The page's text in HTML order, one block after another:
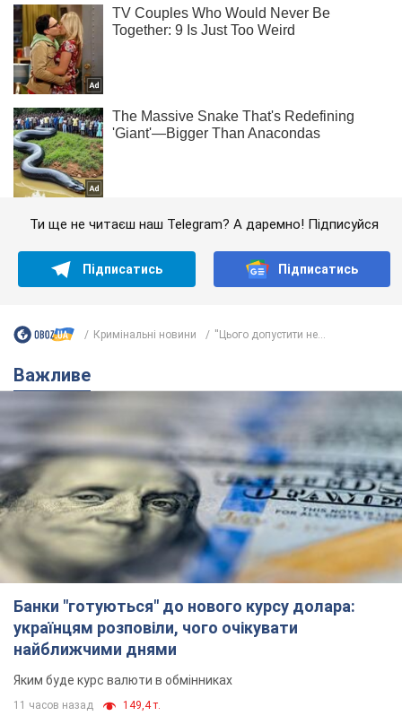
Ти ще не читаєш наш Telegram? А даремно! Підписуйся
Підписатись Підписатись
Кримінальні новини ''Цього допустити не...
Важливе
Банки "готуються" до нового курсу долара:
українцям розповіли, чого очікувати
найближчими днями
Яким буде курс валюти в обмінниках
11 часов назад 149,4 т.